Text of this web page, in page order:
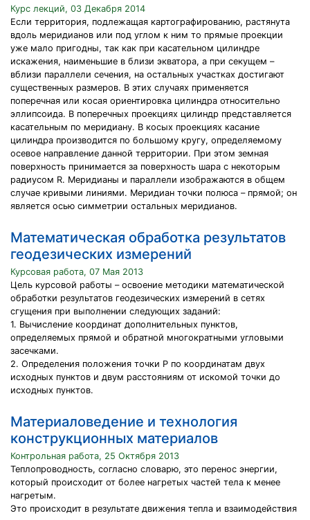
Курс лекций, 03 Декабря 2014
Если территория, подлежащая картографированию, растянута
вдоль меридианов или под углом к ним то прямые проекции
уже мало пригодны, так как при касательном цилиндре
искажения, наименьшие в близи экватора, а при секущем –
вблизи параллели сечения, на остальных участках достигают
существенных размеров. В этих случаях применяется
поперечная или косая ориентировка цилиндра относительно
эллипсоида. В поперечных проекциях цилиндр представляется
касательным по меридиану. В косых проекциях касание
цилиндра производится по большому кругу, определяемому
осевое направление данной территории. При этом земная
поверхность принимается за поверхность шара с некоторым
радиусом R. Меридианы и параллели изображаются в общем
случае кривыми линиями. Меридиан точки полюса – прямой; он
является осью симметрии остальных меридианов.
Математическая обработка результатов
геодезических измерений
Курсовая работа, 07 Мая 2013
Цель курсовой работы – освоение методики математической
обработки результатов геодезических измерений в сетях
сгущения при выполнении следующих заданий:
1. Вычисление координат дополнительных пунктов,
определяемых прямой и обратной многократными угловыми
засечками.
2. Определения положения точки Р по координатам двух
исходных пунктов и двум расстояниям от искомой точки до
исходных пунктов.
Материаловедение и технология
конструкционных материалов
Контрольная работа, 25 Октября 2013
Теплопроводность, согласно словарю, это перенос энергии,
который происходит от более нагретых частей тела к менее
нагретым.
Это происходит в результате движения тепла и взаимодействия